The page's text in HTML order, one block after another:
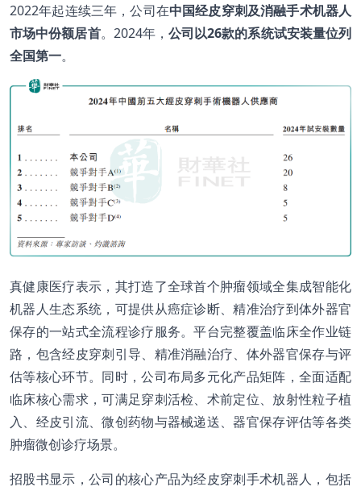
2022年起连续三年，公司在中国经皮穿刺及消融手术机器人
市场中份额居首。2024年， 公司以26款的系统试安装量位列
全国第一。
真健康医疗表示，其打造了全球首个肿瘤领域全集成智能化
机器人生态系统，可提供从癌症诊断、精准治疗到体外器官
保存的一站式全流程诊疗服务。平台完整覆盖临床全作业链
路，包含经皮穿刺引导、精准消融治疗、体外器官保存与评
估等核心环节。同时，公司布局多元化产品矩阵，全面适配
临床核心需求，可满足穿刺活检、术前定位、放射性粒子植
入、经皮引流、微创药物与器械递送、器官保存评估等各类
肿瘤微创诊疗场景。
招股书显示，公司的核心产品为经皮穿刺手术机器人，包括